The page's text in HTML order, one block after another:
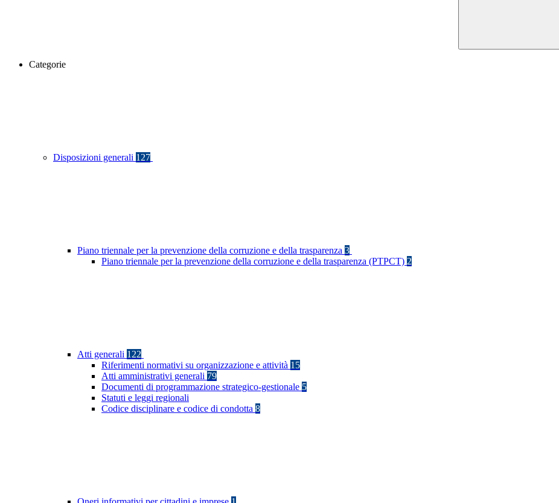
Categorie
Disposizioni generali 127
Piano triennale per la prevenzione della corruzione e della trasparenza 3
Piano triennale per la prevenzione della corruzione e della trasparenza (PTPCT) 2
Atti generali 122
Riferimenti normativi su organizzazione e attività 15
Atti amministrativi generali 79
Documenti di programmazione strategico-gestionale 5
Statuti e leggi regionali
Codice disciplinare e codice di condotta 8